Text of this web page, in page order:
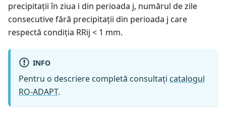
precipitații în ziua i din perioada j, numărul de zile
consecutive fără precipitații din perioada j care
respectă condiția RRij < 1 mm.
INFO
Pentru o descriere completă consultați catalogul
RO-ADAPT.